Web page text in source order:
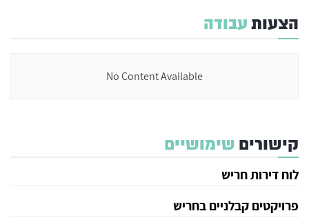
הצעותעבודה
No Content Available
קישורים שימושיים
לוח דירות חריש
פרויקטים קבלניים בחריש